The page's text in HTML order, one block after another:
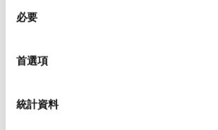
必要
首選項
統計資料
規格